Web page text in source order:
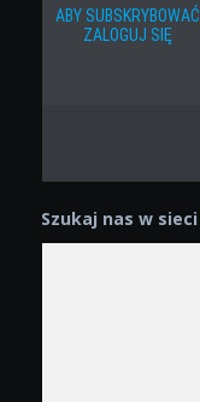
ABY SUBSKRYBOWAĆ
ZALOGUJ SIĘ
Szukaj nas w sieci